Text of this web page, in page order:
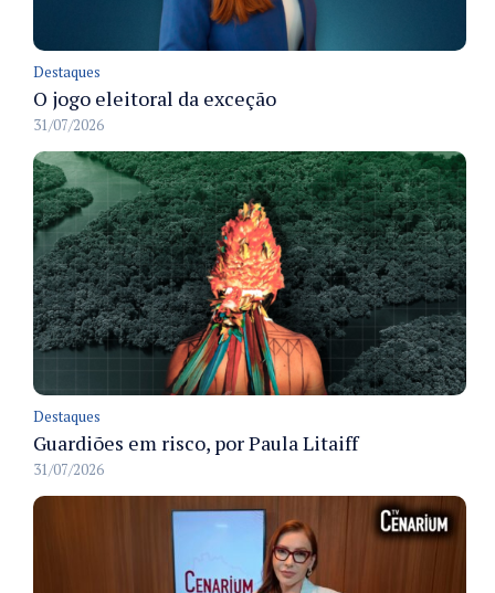
Destaques
O jogo eleitoral da exceção
31/07/2026
Destaques
Guardiões em risco, por Paula Litaiff
31/07/2026